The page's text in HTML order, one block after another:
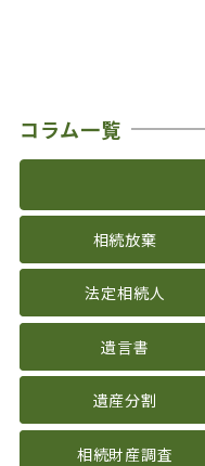
コラム一覧
相続放棄
法定相続人
遺言書
遺産分割
相続財産調査